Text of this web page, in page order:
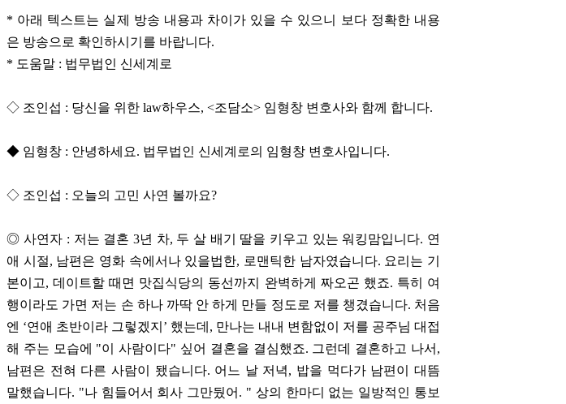
* 아래 텍스트는 실제 방송 내용과 차이가 있을 수 있으니 보다 정확한 내용
은 방송으로 확인하시기를 바랍니다.
* 도움말 : 법무법인 신세계로
◇ 조인섭 : 당신을 위한 law하우스, <조담소> 임형창 변호사와 함께 합니다.
◆ 임형창 : 안녕하세요. 법무법인 신세계로의 임형창 변호사입니다.
◇ 조인섭 : 오늘의 고민 사연 볼까요?
◎ 사연자 : 저는 결혼 3년 차, 두 살 배기 딸을 키우고 있는 워킹맘입니다. 연
애 시절, 남편은 영화 속에서나 있을법한, 로맨틱한 남자였습니다. 요리는 기
본이고, 데이트할 때면 맛집식당의 동선까지 완벽하게 짜오곤 했죠. 특히 여
행이라도 가면 저는 손 하나 까딱 안 하게 만들 정도로 저를 챙겼습니다. 처음
엔 ‘연애 초반이라 그렇겠지’ 했는데, 만나는 내내 변함없이 저를 공주님 대접
해 주는 모습에 "이 사람이다" 싶어 결혼을 결심했죠. 그런데 결혼하고 나서,
남편은 전혀 다른 사람이 됐습니다. 어느 날 저녁, 밥을 먹다가 남편이 대뜸
말했습니다. "나 힘들어서 회사 그만뒀어. " 상의 한마디 없는 일방적인 통보